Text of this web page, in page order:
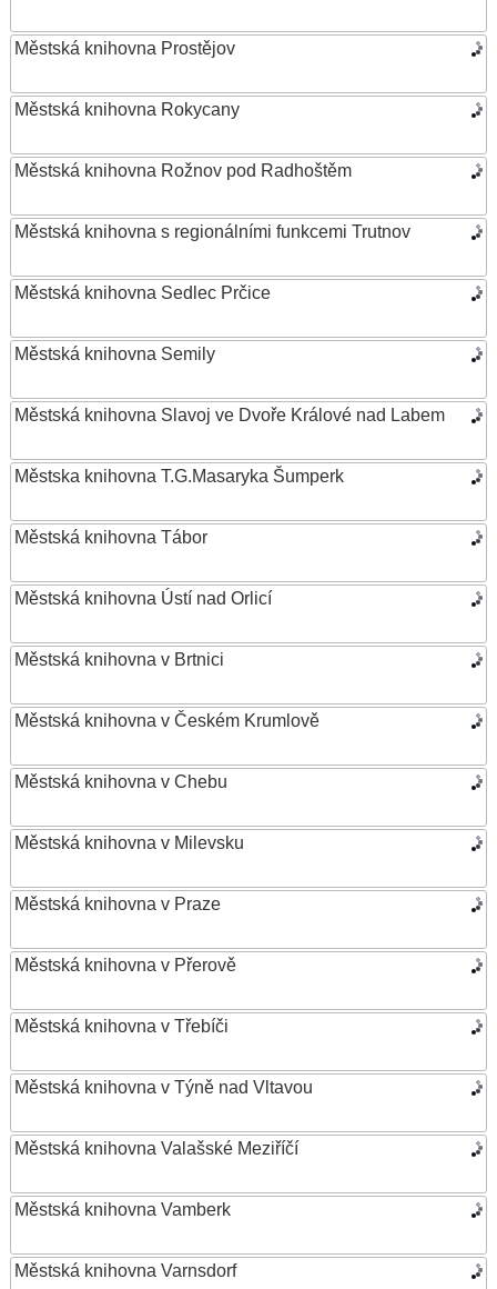
Městská knihovna Prostějov
Městská knihovna Rokycany
Městská knihovna Rožnov pod Radhoštěm
Městská knihovna s regionálními funkcemi Trutnov
Městská knihovna Sedlec Prčice
Městská knihovna Semily
Městská knihovna Slavoj ve Dvoře Králové nad Labem
Městska knihovna T.G.Masaryka Šumperk
Městská knihovna Tábor
Městská knihovna Ústí nad Orlicí
Městská knihovna v Brtnici
Městská knihovna v Českém Krumlově
Městská knihovna v Chebu
Městská knihovna v Milevsku
Městská knihovna v Praze
Městská knihovna v Přerově
Městská knihovna v Třebíči
Městská knihovna v Týně nad Vltavou
Městská knihovna Valašské Meziříčí
Městská knihovna Vamberk
Městská knihovna Varnsdorf